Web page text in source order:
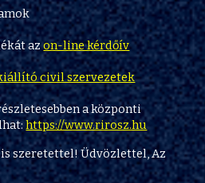
azon-line kérdőív
civil szervezetek
a központi
https://www.rirosz.hu
szeretettel! Üdvözlettel, Az